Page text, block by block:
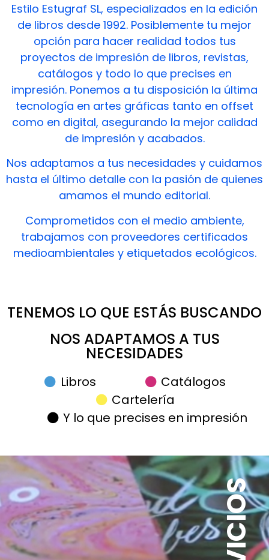
Estilo Estugraf SL, especializados en la edición
de libros desde 1992. Posiblemente tu mejor
opción para hacer realidad todos tus
proyectos de impresión de libros, revistas,
catálogos y todo lo que precises en
impresión. Ponemos a tu disposición la última
tecnología en artes gráficas tanto en offset
como en digital, asegurando la mejor calidad
de impresión y acabados.
Nos adaptamos a tus necesidades y cuidamos
hasta el último detalle con la pasión de quienes
amamos el mundo editorial.
Comprometidos con el medio ambiente,
trabajamos con proveedores certificados
medioambientales y etiquetados ecológicos.
TENEMOS LO QUE ESTÁS BUSCANDO
NOS ADAPTAMOS A TUS
NECESIDADES
Libros
Catálogos
Cartelería
Y lo que precises en impresión